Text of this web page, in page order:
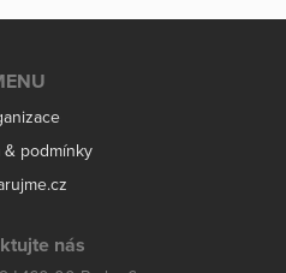
& podmínky
nás